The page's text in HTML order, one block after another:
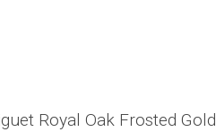
Royal Oak Frosted Gold